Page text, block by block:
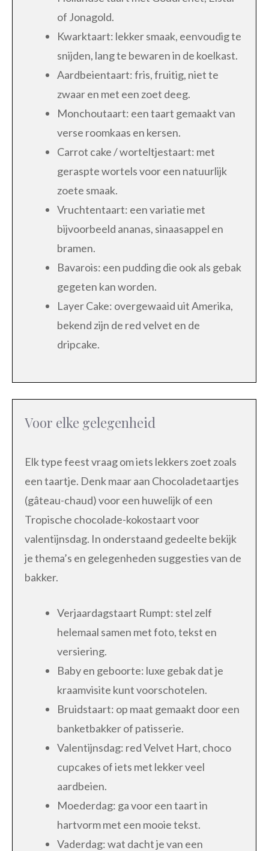
of Jonagold.
Kwarktaart: lekker smaak, eenvoudig te
snijden, lang te bewaren in de koelkast.
Aardbeientaart: fris, fruitig, niet te
zwaar en met een zoet deeg.
Monchoutaart: een taart gemaakt van
verse roomkaas en kersen.
Carrot cake / worteltjestaart: met
geraspte wortels voor een natuurlijk
zoete smaak.
Vruchtentaart: een variatie met
bijvoorbeeld ananas, sinaasappel en
bramen.
Bavarois: een pudding die ook als gebak
gegeten kan worden.
Layer Cake: overgewaaid uit Amerika,
bekend zijn de red velvet en de
dripcake.
Voor elke gelegenheid
Elk type feest vraag om iets lekkers zoet zoals
een taartje. Denk maar aan Chocoladetaartjes
(gâteau-chaud) voor een huwelijk of een
Tropische chocolade-kokostaart voor
valentijnsdag. In onderstaand gedeelte bekijk
je thema’s en gelegenheden suggesties van de
bakker.
Verjaardagstaart Rumpt: stel zelf
helemaal samen met foto, tekst en
versiering.
Baby en geboorte: luxe gebak dat je
kraamvisite kunt voorschotelen.
Bruidstaart: op maat gemaakt door een
banketbakker of patisserie.
Valentijnsdag: red Velvet Hart, choco
cupcakes of iets met lekker veel
aardbeien.
Moederdag: ga voor een taart in
hartvorm met een mooie tekst.
Vaderdag: wat dacht je van een